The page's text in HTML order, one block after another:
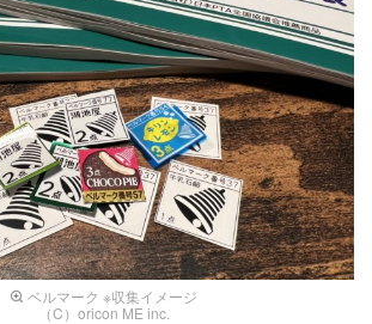
ベルマーク ※収集イメージ
（C）oricon ME inc.